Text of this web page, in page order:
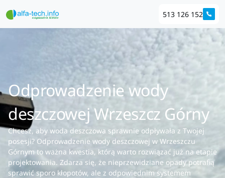
513 126 152
Odprowadzenie wody
deszczowej Wrzeszcz Górny
Chcesz, aby woda deszczowa sprawnie odpływała z Twojej
posesji? Odprowadzenie wody deszczowej w Wrzeszczu
Górnym to ważna kwestia, którą warto rozwiązać już na etapie
projektowania. Zdarza się, że nieprzewidziane opady potrafią
sprawić sporo kłopotów, ale z odpowiednim systemem